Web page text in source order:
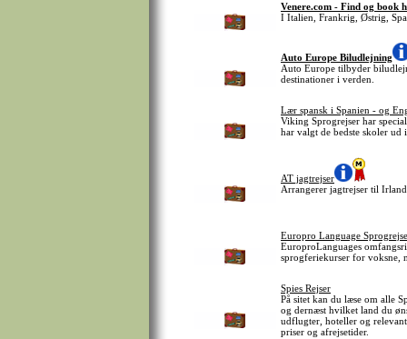
Venere.com - Find og book
I Italien, Frankrig, Østrig,
Auto Europe Biludlejning
Auto Europe tilbyder
destinationer i verden.
Lær spansk i Spanien - og
Viking Sprogrejser har
har valgt de bedste skoler ud
AT jagtrejser
Arrangerer jagtrejser til
Europro Language
EuroproLanguages
sprogferiekurser for voksne,
Spies Rejser
På sitet kan du læse om alle
og dernæst hvilket land du
udflugter, hoteller og
priser og afrejsetider.